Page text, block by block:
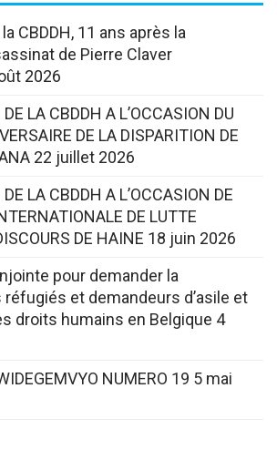
CBDDH, 11 ans après la
de Pierre Claver
2026
LA CBDDH A L’OCCASION DU
DE LA DISPARITION DE
22 juillet 2026
LA CBDDH A L’OCCASION DE
DE LUTTE
DE HAINE 18 juin 2026
pour demander la
et demandeurs d’asile et
droits humains en Belgique 4
NUMERO 19 5 mai